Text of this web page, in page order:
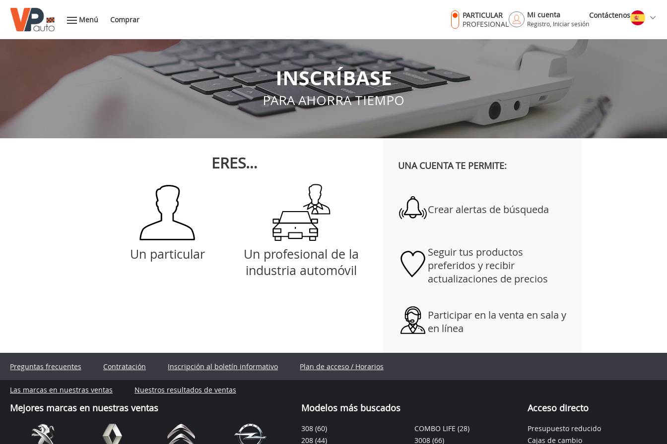
Menú Comprar
PARTICULAR
PROFESIONAL
Mi cuenta
Registro, Iniciar sesión
Contáctenos
INSCRÍBASE
PARA AHORRA TIEMPO
ERES…
Un particular
Un profesional de la
industria automóvil
UNA CUENTA TE PERMITE:
Crear alertas de búsqueda
Seguir tus productos
preferidos y recibir
actualizaciones de precios
Participar en la venta en sala y
en línea
Preguntas frecuentes Contratación Inscripción al boletín informativo Plan de acceso / Horarios
Las marcas en nuestras ventas Nuestros resultados de ventas
Mejores marcas en nuestras ventas Modelos más buscados
308 (60)
208 (44)
COMBO LIFE (28)
3008 (66)
Acceso directo
Presupuesto reducido
Cajas de cambio